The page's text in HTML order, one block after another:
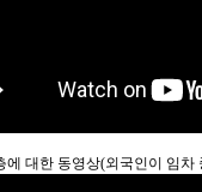
에 대한 동영상(외국인이 임차